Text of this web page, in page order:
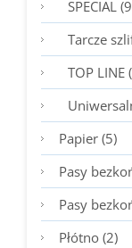
SPECIAL
Tarcze
TOP LINE
Papier (5)
Pasy
Pasy
Płótno (2)